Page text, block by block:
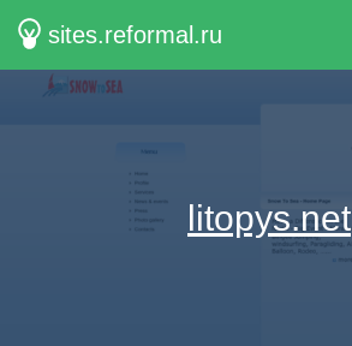
sites.reformal.ru
litopys.net